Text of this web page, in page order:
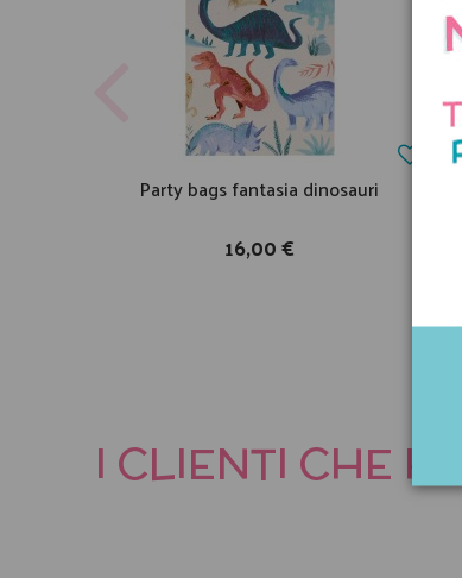
Party bags fantasia dinosauri
16,00 €
I CLIENTI CHE